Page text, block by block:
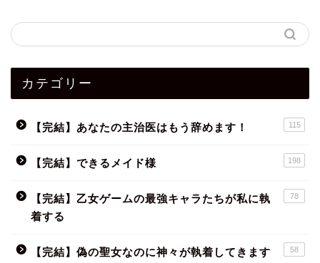
カテゴリー
【完結】あなたの主治医はもう辞めます！ 115
【完結】できるメイド様 198
【完結】乙女ゲームの最強キャラたちが私に執
着する
78
【完結】偽の聖女なのに神々が執着してきます 58